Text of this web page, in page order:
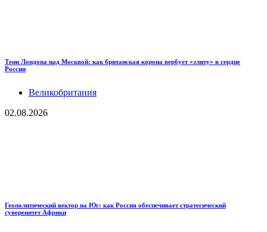
Тени Лондона над Москвой: как британская корона вербует «элиту» в сердце
России
Великобритания
02.08.2026
Геополитический вектор на Юг: как Россия обеспечивает стратегический
суверенитет Африки